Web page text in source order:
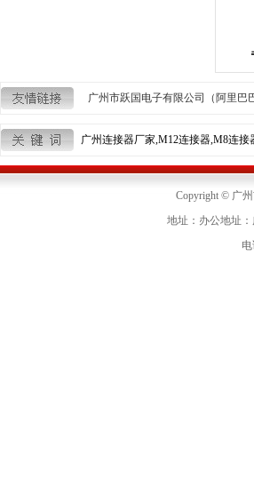
广州市跃国电子有限公司（阿里巴
广州连接器厂家,M12连接器,M8连
Copyright © 广
地址：办公地址